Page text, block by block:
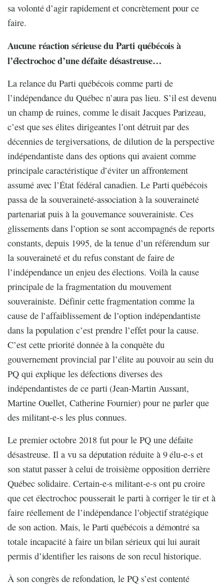
sa volonté d’agir rapidement et concrètement pour ce
faire.
Aucune réaction sérieuse du Parti québécois à
l’électrochoc d’une défaite désastreuse…
La relance du Parti québécois comme parti de
l’indépendance du Québec n’aura pas lieu. S’il est devenu
un champ de ruines, comme le disait Jacques Parizeau,
c’est que ses élites dirigeantes l’ont détruit par des
décennies de tergiversations, de dilution de la perspective
indépendantiste dans des options qui avaient comme
principale caractéristique d’éviter un affrontement
assumé avec l’État fédéral canadien. Le Parti québécois
passa de la souveraineté-association à la souveraineté
partenariat puis à la gouvernance souverainiste. Ces
glissements dans l’option se sont accompagnés de reports
constants, depuis 1995, de la tenue d’un référendum sur
la souveraineté et du refus constant de faire de
l’indépendance un enjeu des élections. Voilà la cause
principale de la fragmentation du mouvement
souverainiste. Définir cette fragmentation comme la
cause de l’affaiblissement de l’option indépendantiste
dans la population c’est prendre l’effet pour la cause.
C’est cette priorité donnée à la conquête du
gouvernement provincial par l’élite au pouvoir au sein du
PQ qui explique les défections diverses des
indépendantistes de ce parti (Jean-Martin Aussant,
Martine Ouellet, Catherine Fournier) pour ne parler que
des militant-e-s les plus connues.
Le premier octobre 2018 fut pour le PQ une défaite
désastreuse. Il a vu sa députation réduite à 9 élu-e-s et
son statut passer à celui de troisième opposition derrière
Québec solidaire. Certain-e-s militant-e-s ont pu croire
que cet électrochoc pousserait le parti à corriger le tir et à
faire réellement de l’indépendance l’objectif stratégique
de son action. Mais, le Parti québécois a démontré sa
totale incapacité à faire un bilan sérieux qui lui aurait
permis d’identifier les raisons de son recul historique.
À son congrès de refondation, le PQ s’est contenté